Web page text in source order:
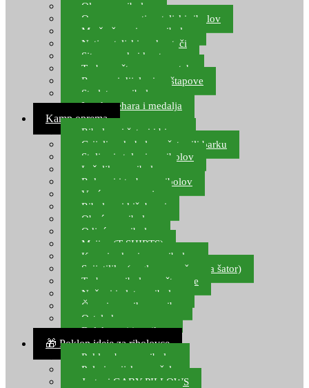
Olovo za ribolov
Oprema za natjecateljski ribolov
Mreže čuvarice za ribolov
Natjecateljski podmetači
Sito, posude i kante
Torbe za štapove – match
Rezervni dijelovi za štapove
Starlete za ribolov
Izrada pehara i medalja
Kamp oprema
Ribolovni šatori i bivvy
Grijalice, kuhala za šator ili barku
Stolice i stolovi za ribolov
Ležaljke za ribolov
Ruksaci i torbe za ribolov
Vreće za spavanje
Ribolovni kišobrani
Obuća za ribolov
Odjeća za ribolov
Majice (T-SHIRTS)
Kape i rukavice za ribolov
Svijetiljke (naglavne, ručne, za šator)
Torbe za ribolovne štapove
Noževi i alat za ribolov
Čamci za prihranu ribe
Ostala kamp oprema
Dalekozori i optika
🎁 Poklon ideje za ribolovce
Poklon bon za ribolov
Polarizacijske naočale
Jastuci GABY PILLOWS